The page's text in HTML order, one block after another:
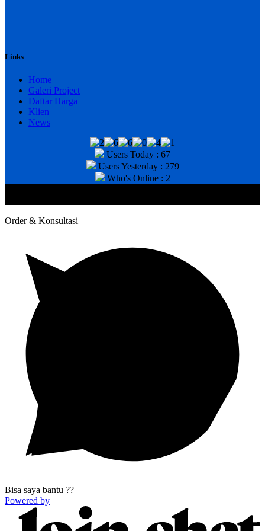
Links
Home
Galeri Project
Daftar Harga
Klien
News
Users Today : 67
Users Yesterday : 279
Who's Online : 2
Order & Konsultasi
Bisa saya bantu ??
Powered by